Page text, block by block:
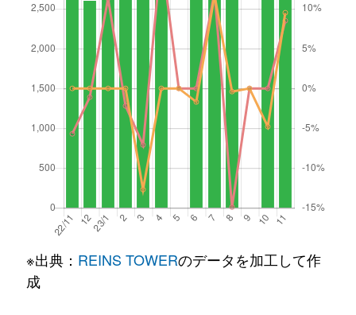
※出典： REINS TOWERのデータを加工して作
成